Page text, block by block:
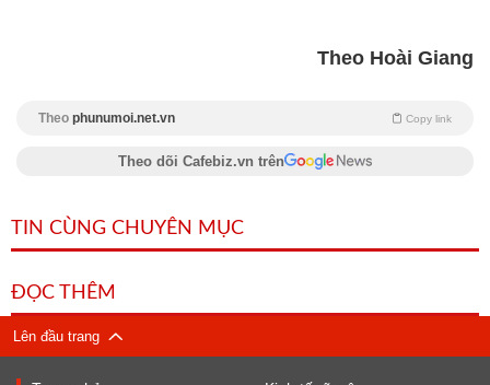
Theo Hoài Giang
Theo phunumoi.net.vn Copy link
Theo dõi Cafebiz.vn trên
TIN CÙNG CHUYÊN MỤC
ĐỌC THÊM
Lên đầu trang